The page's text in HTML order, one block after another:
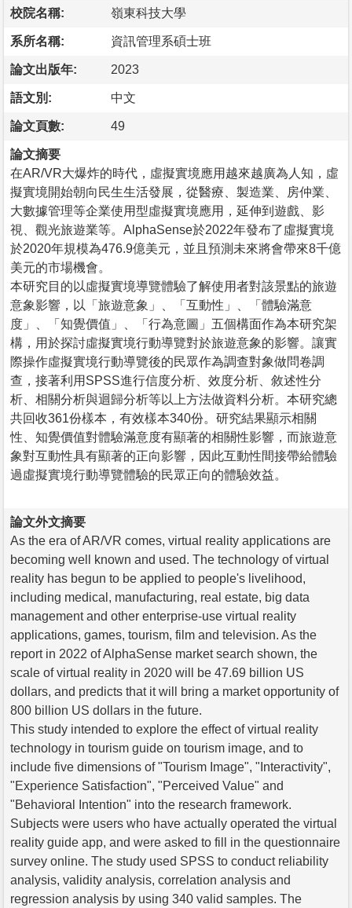
校院名稱: 嶺東科技大學
系所名稱: 資訊管理系碩士班
論文出版年: 2023
語文別: 中文
論文頁數: 49
論文摘要
在AR/VR大爆炸的時代，虛擬實境應用越來越廣為人知，虛
擬實境開始朝向民生生活發展，從醫療、製造業、房仲業、
大數據管理等企業使用型虛擬實境應用，延伸到遊戲、影
視、觀光旅遊業等。AlphaSense於2022年發布了虛擬實境
於2020年規模為476.9億美元，並且預測未來將會帶來8千億
美元的市場機會。
本研究目的以虛擬實境導覽體驗了解使用者對該景點的旅遊
意象影響，以「旅遊意象」、「互動性」、「體驗滿意
度」、「知覺價值」、「行為意圖」五個構面作為本研究架
構，用於探討虛擬實境行動導覽對於旅遊意象的影響。讓實
際操作虛擬實境行動導覽後的民眾作為調查對象做問卷調
查，接著利用SPSS進行信度分析、效度分析、敘述性分
析、相關分析與迴歸分析等以上方法做資料分析。本研究總
共回收361份樣本，有效樣本340份。研究結果顯示相關
性、知覺價值對體驗滿意度有顯著的相關性影響，而旅遊意
象對互動性具有顯著的正向影響，因此互動性間接帶給體驗
過虛擬實境行動導覽體驗的民眾正向的體驗效益。
論文外文摘要
As the era of AR/VR comes, virtual reality applications are
becoming well known and used. The technology of virtual
reality has begun to be applied to people's livelihood,
including medical, manufacturing, real estate, big data
management and other enterprise-use virtual reality
applications, games, tourism, film and television. As the
report in 2022 of AlphaSense market search shown, the
scale of virtual reality in 2020 will be 47.69 billion US
dollars, and predicts that it will bring a market opportunity of
800 billion US dollars in the future.
This study intended to explore the effect of virtual reality
technology in tourism guide on tourism image, and to
include five dimensions of "Tourism Image", "Interactivity",
"Experience Satisfaction", "Perceived Value" and
"Behavioral Intention" into the research framework.
Subjects were users who have actually operated the virtual
reality guide app, and were asked to fill in the questionnaire
survey online. The study used SPSS to conduct reliability
analysis, validity analysis, correlation analysis and
regression analysis by using 340 valid samples. The